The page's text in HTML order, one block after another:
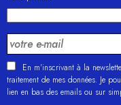
En m'inscrivant à la
traitement de mes données. Je
lien en bas des emails ou sur